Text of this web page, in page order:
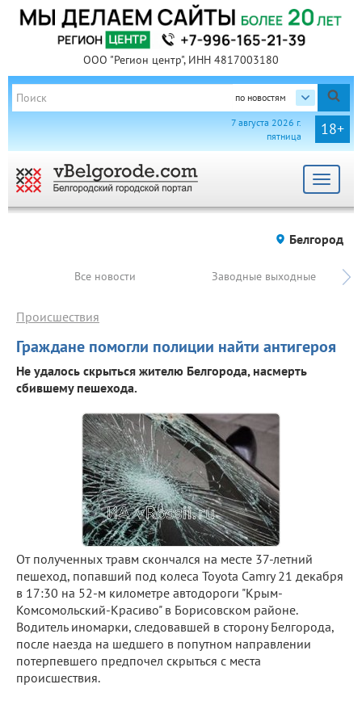
ООО "Регион центр", ИНН 4817003180
по новостям
18+
7 августа 2026 г.
пятница
Toggle
Белгород
Все новости Заводные выходные
Граждане помогли полиции найти антигероя
Происшествия
Не удалось скрыться жителю Белгорода, насмерть
сбившему пешехода.
От полученных травм скончался на месте 37-летний
пешеход, попавший под колеса Toyota Camry 21 декабря
в 17:30 на 52-м километре автодороги "Крым-
Комсомольский-Красиво" в Борисовском районе.
Водитель иномарки, следовавшей в сторону Белгорода,
после наезда на шедшего в попутном направлении
потерпевшего предпочел скрыться с места
происшествия.